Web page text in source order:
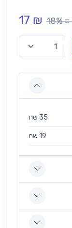
17 ₪ 18%
35 שח
19 שח